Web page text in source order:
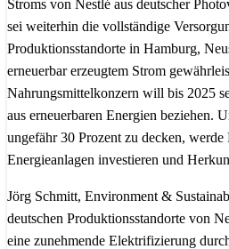
Stroms von Nestlé aus deutscher
sei weiterhin die vollständige
Produktionsstandorte in Hamburg,
erneuerbar erzeugtem Strom
Nahrungsmittelkonzern will bis 2025
aus erneuerbaren Energien beziehen.
ungefähr 30 Prozent zu decken,
Energieanlagen investieren und
Jörg Schmitt, Environment &
deutschen Produktionsstandorte von
eine zunehmende Elektrifizierung